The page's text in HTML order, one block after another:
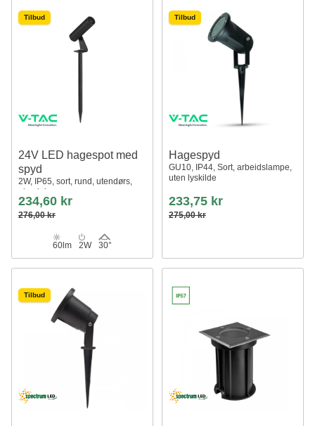
Tilbud
24V LED hagespot med
spyd
2W, IP65, sort, rund, utendørs,
aluminium
234,60 kr
276,00 kr
60lm 2W 30°
Tilbud
Hagespyd
GU10, IP44, Sort, arbeidslampe,
uten lyskilde
233,75 kr
275,00 kr
Tilbud